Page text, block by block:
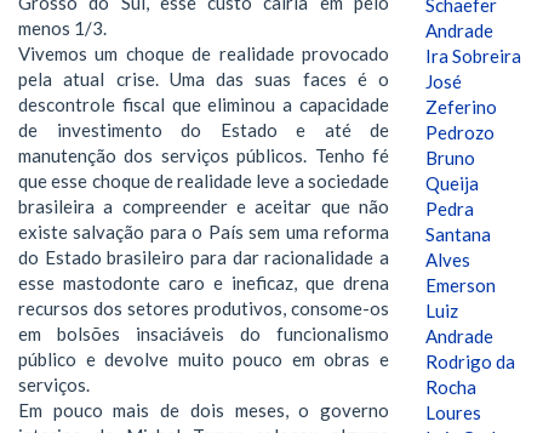
menos 1/3.
Vivemos um choque de realidade provocado
pela atual crise. Uma das suas faces é o
descontrole fiscal que eliminou a capacidade
de investimento do Estado e até de
manutenção dos serviços públicos. Tenho fé
que esse choque de realidade leve a sociedade
brasileira a compreender e aceitar que não
existe salvação para o País sem uma reforma
do Estado brasileiro para dar racionalidade a
esse mastodonte caro e ineficaz, que drena
recursos dos setores produtivos, consome-os
em bolsões insaciáveis do funcionalismo
público e devolve muito pouco em obras e
serviços.
Em pouco mais de dois meses, o governo
Schaefer
Andrade
Ira Sobreira
José
Zeferino
Pedrozo
Bruno
Queija
Pedra
Santana
Alves
Emerson
Luiz
Andrade
Rodrigo da
Rocha
Loures